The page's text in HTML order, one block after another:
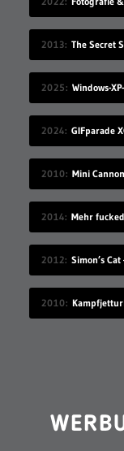
2013 The Secret
2025 Windows-
2024 GIFparade
2010 Mini
2014 Mehr
2012 Simon’s
2010